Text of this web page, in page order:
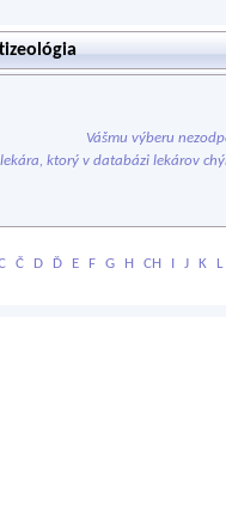
Vášmu výberu
ktorý v databázi lekárov
Č D Ď E F G H CH I J K L